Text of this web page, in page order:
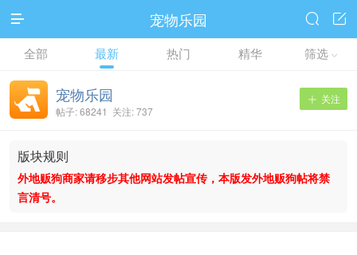
 宠物乐园 

全部 最新 热门 精华 筛选 
 关注
宠物乐园
帖子: 68241 关注: 737
版块规则
外地贩狗商家请移步其他网站发帖宣传，本版发外地贩狗帖将禁
言清号。